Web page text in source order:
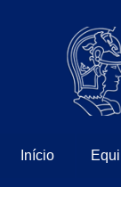
Início